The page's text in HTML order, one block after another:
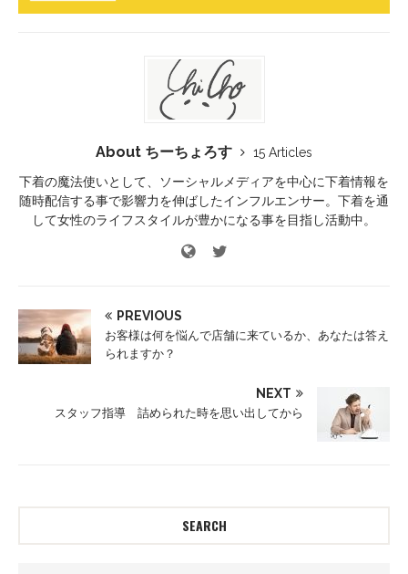
About ちーちょろす
15 Articles
下着の魔法使いとして、ソーシャルメディアを中心に下着情報を
随時配信する事で影響力を伸ばしたインフルエンサー。下着を通
して女性のライフスタイルが豊かになる事を目指し活動中。
PREVIOUS
お客様は何を悩んで店舗に来ているか、あなたは答え
られますか？
NEXT
スタッフ指導 詰められた時を思い出してから
SEARCH